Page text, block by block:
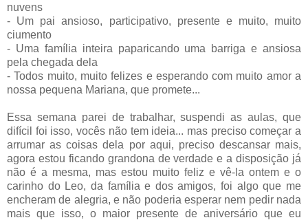
nuvens
- Um pai ansioso, participativo, presente e muito, muito
ciumento
- Uma família inteira paparicando uma barriga e ansiosa
pela chegada dela
- Todos muito, muito felizes e esperando com muito amor a
nossa pequena Mariana, que promete...
Essa semana parei de trabalhar, suspendi as aulas, que
difícil foi isso, vocês não tem ideia... mas preciso começar a
arrumar as coisas dela por aqui, preciso descansar mais,
agora estou ficando grandona de verdade e a disposição já
não é a mesma, mas estou muito feliz e vê-la ontem e o
carinho do Leo, da família e dos amigos, foi algo que me
encheram de alegria, e não poderia esperar nem pedir nada
mais que isso, o maior presente de aniversário que eu